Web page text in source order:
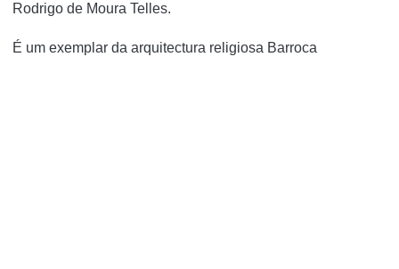
Rodrigo de Moura Telles.
É um exemplar da arquitectura religiosa Barroca